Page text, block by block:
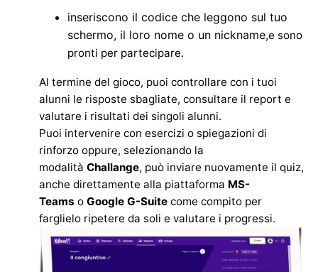
inseriscono il codice che leggono sul tuo
schermo, il loro nome o un nickname,e sono
pronti per partecipare.
Al termine del gioco, puoi controllare con i tuoi
alunni le risposte sbagliate, consultare il report e
valutare i risultati dei singoli alunni.
Puoi intervenire con esercizi o spiegazioni di
rinforzo oppure, selezionando la
modalità Challange, può inviare nuovamente il quiz,
anche direttamente alla piattaforma MS-
Teams o Google G-Suite come compito per
farglielo ripetere da soli e valutare i progressi.